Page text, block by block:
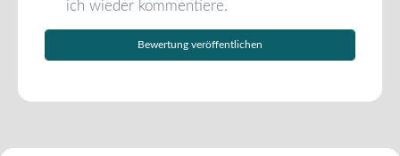
ich wieder kommentiere.